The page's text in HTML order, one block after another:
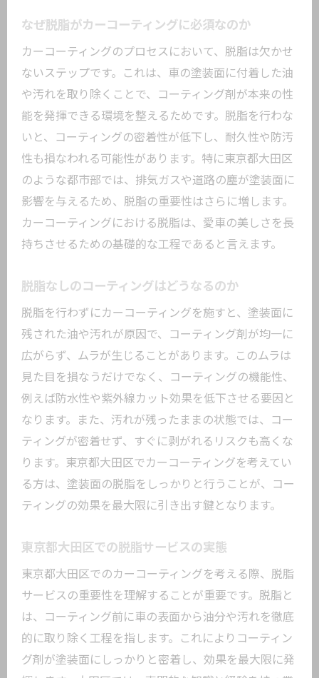
脱脂がもたらす愛車の長寿命化
プロが教える脱脂の基本知識
東京都大田区の脱脂施行の流れ
ベストな脱脂方法を選択するためのポイ
ント
脱脂後のコーティングで得られる効果
脱脂工程で気をつけたい注意点
カーコーティングの効果を最大化するための
脱脂技術
最新の脱脂技術とその利点
東京都大田区で利用可能な脱脂技術
脱脂技術の選び方とその理由
脱脂でコーティング持続力を高める
脱脂技術を活用したメンテナンス方法
東京都大田区でプロが教えるカーコーティン
地域密着型のプロの脱脂テクニック
大田区のカーコーティングのトレンド
プロがおすすめする脱脂方法
脱脂とコーティングの最適な組み合わせ
プロ直伝の脱脂後のメンテナンス術
愛車の美観を長持ちさせる脱脂の具体的工程
脱脂による美観維持のメカニズム
脱脂施行の具体的な手順
東京都大田区での脱脂工程のリアル
なぜ脱脂がカーコーティングに必須なのか
カーコーティングのプロセスにおいて、脱脂は欠かせ
ないステップです。これは、車の塗装面に付着した油
や汚れを取り除くことで、コーティング剤が本来の性
能を発揮できる環境を整えるためです。脱脂を行わな
いと、コーティングの密着性が低下し、耐久性や防汚
性も損なわれる可能性があります。特に東京都大田区
のような都市部では、排気ガスや道路の塵が塗装面に
影響を与えるため、脱脂の重要性はさらに増します。
カーコーティングにおける脱脂は、愛車の美しさを長
持ちさせるための基礎的な工程であると言えます。
脱脂なしのコーティングはどうなるのか
脱脂を行わずにカーコーティングを施すと、塗装面に
残された油や汚れが原因で、コーティング剤が均一に
広がらず、ムラが生じることがあります。このムラは
見た目を損なうだけでなく、コーティングの機能性、
例えば防水性や紫外線カット効果を低下させる要因と
なります。また、汚れが残ったままの状態では、コー
ティングが密着せず、すぐに剥がれるリスクも高くな
ります。東京都大田区でカーコーティングを考えてい
る方は、塗装面の脱脂をしっかりと行うことが、コー
ティングの効果を最大限に引き出す鍵となります。
東京都大田区での脱脂サービスの実態
東京都大田区でのカーコーティングを考える際、脱脂
サービスの重要性を理解することが重要です。脱脂と
は、コーティング前に車の表面から油分や汚れを徹底
的に取り除く工程を指します。これによりコーティン
グ剤が塗装面にしっかりと密着し、効果を最大限に発